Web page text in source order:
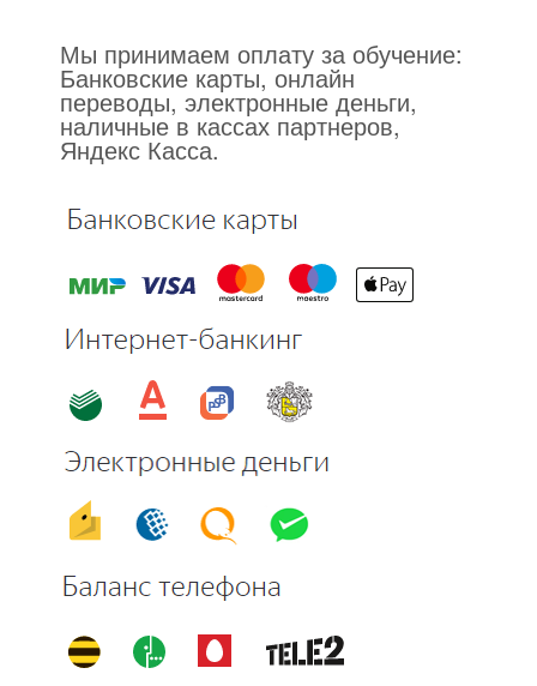
Мы принимаем оплату за обучение:
Банковские карты, онлайн
переводы, электронные деньги,
наличные в кассах партнеров,
Яндекс Касса.